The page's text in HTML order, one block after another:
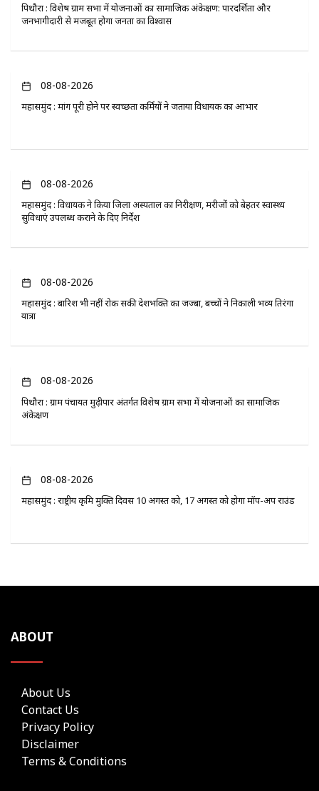
पिथौरा : विशेष ग्राम सभा में योजनाओं का सामाजिक अंकेक्षण: पारदर्शिता और
जनभागीदारी से मजबूत होगा जनता का विश्वास
08-08-2026
महासमुंद : मांग पूरी होने पर स्वच्छता कर्मियों ने जताया विधायक का आभार
08-08-2026
महासमुंद : विधायक ने किया जिला अस्पताल का निरीक्षण, मरीजों को बेहतर स्वास्थ्य
सुविधाएं उपलब्ध कराने के दिए निर्देश
08-08-2026
महासमुंद : बारिश भी नहीं रोक सकी देशभक्ति का जज्बा, बच्चों ने निकाली भव्य तिरंगा
यात्रा
08-08-2026
पिथौरा : ग्राम पंचायत मुढ़ीपार अंतर्गत विशेष ग्राम सभा में योजनाओं का सामाजिक
अंकेक्षण
08-08-2026
महासमुंद : राष्ट्रीय कृमि मुक्ति दिवस 10 अगस्त को, 17 अगस्त को होगा मॉप-अप राउंड
ABOUT
About Us
Contact Us
Privacy Policy
Disclaimer
Terms & Conditions